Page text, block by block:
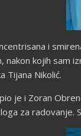
i
nakon kojih sam
Tijana Nikolić.
je i Zoran
za radovanje.